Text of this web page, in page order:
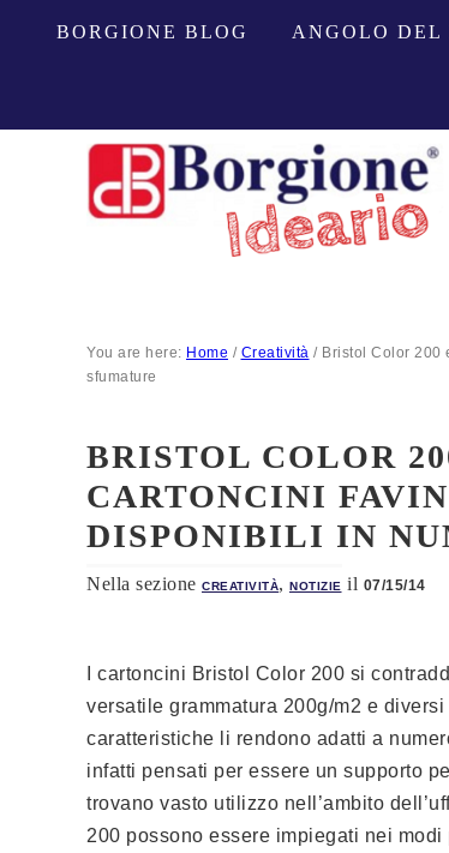
BORGIONE BLOG ANGOLO DEL
You are here: Home / Creatività /Bristol Color 200
sfumature
BRISTOL COLOR
CARTONCINI
DISPONIBILI IN
Nella sezione CREATIVITÀ, NOTIZIE il 07/15/14
I cartoncini Bristol Color 200 si
versatile grammatura 200g/m2 e
caratteristiche li rendono adatti a
infatti pensati per essere un supporto
trovano vasto utilizzo nell’ambito
200 possono essere impiegati nei